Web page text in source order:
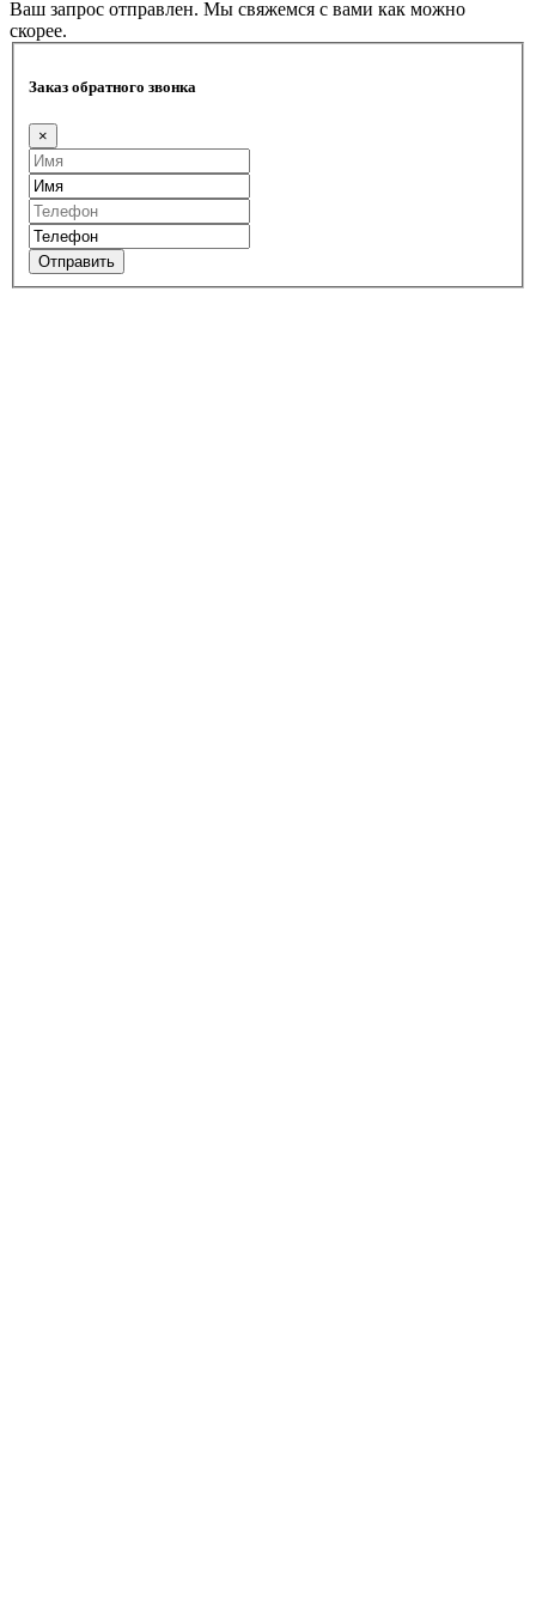
Ваш запрос отправлен. Мы свяжемся с вами как можно
скорее.
Заказ обратного звонка
×
Отправить